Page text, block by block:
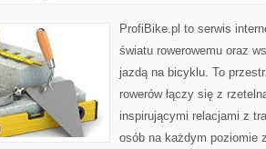
ProfiBike.pl to serwis
światu rowerowemu oraz
jazdą na bicyklu. To
rowerów łączy się z
inspirującymi relacjami z
osób na każdym poziomie